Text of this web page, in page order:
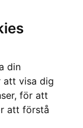
din
att visa dig
för att
att förstå
- PRICKIG